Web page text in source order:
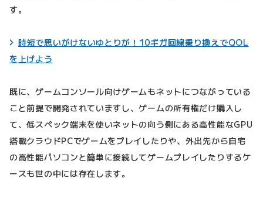
す。
時短で思いがけないゆとりが！10ギガ回線乗り換えでQOL
を上げよう
既に、ゲームコンソール向けゲームもネットにつながっている
こと前提で開発されていますし、ゲームの所有権だけ購入し
て、低スペック端末を使いネットの向う側にある高性能なGPU
搭載クラウドPCでゲームをプレイしたりや、外出先から自宅
の高性能パソコンと簡単に接続してゲームプレイしたりするケ
ースも世の中には存在します。